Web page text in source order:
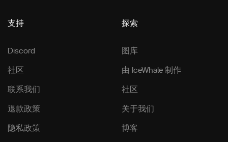
支持
Discord
社区
联系我们
退款政策
隐私政策
探索
图库
由 IceWhale 制作
社区
关于我们
博客